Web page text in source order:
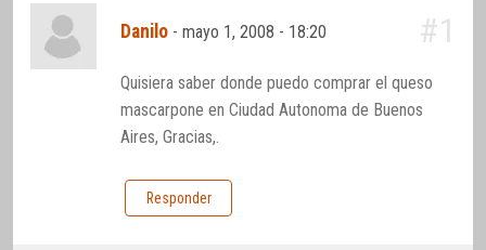
Danilo -mayo 1, 2008 - 18:20 #1
Quisiera saber donde puedo comprar el queso
mascarpone en Ciudad Autonoma de Buenos
Aires, Gracias,.
Responder